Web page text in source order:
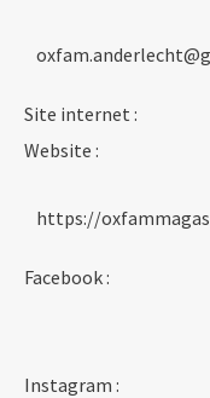
Site internet :
Website :
https://
Facebook :
Instagram :